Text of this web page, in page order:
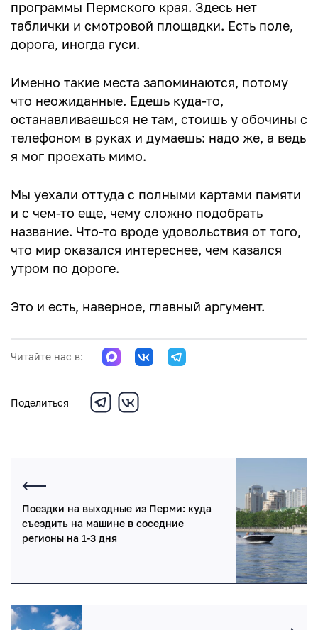
программы Пермского края. Здесь нет
таблички и смотровой площадки. Есть поле,
дорога, иногда гуси.
Именно такие места запоминаются, потому
что неожиданные. Едешь куда-то,
останавливаешься не там, стоишь у обочины с
телефоном в руках и думаешь: надо же, а ведь
я мог проехать мимо.
Мы уехали оттуда с полными картами памяти
и с чем-то еще, чему сложно подобрать
название. Что-то вроде удовольствия от того,
что мир оказался интереснее, чем казался
утром по дороге.
Это и есть, наверное, главный аргумент.
Читайте нас в:
Поделиться
Поездки на выходные из Перми: куда
съездить на машине в соседние
регионы на 1-3 дня